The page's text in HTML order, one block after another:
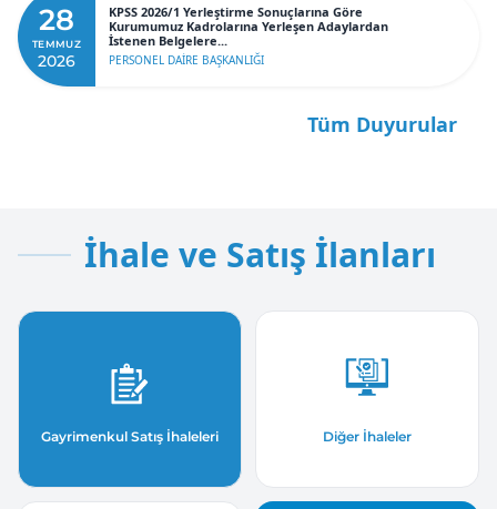
28
TEMMUZ
2026
KPSS 2026/1 Yerleştirme Sonuçlarına Göre
Kurumumuz Kadrolarına Yerleşen Adaylardan
İstenen Belgelere...
PERSONEL DAİRE BAŞKANLIĞI
Tüm Duyurular
İhale ve Satış İlanları
Gayrimenkul Satış İhaleleri Diğer İhaleler